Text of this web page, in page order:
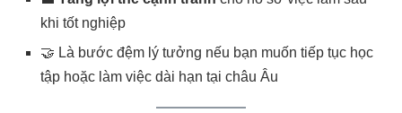
khi tốt nghiệp
🤝 Là bước đệm lý tưởng nếu bạn muốn tiếp tục học
tập hoặc làm việc dài hạn tại châu Âu